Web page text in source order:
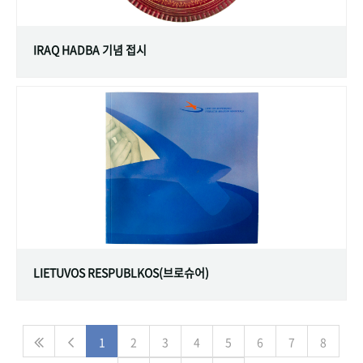
IRAQ HADBA 기념 접시
LIETUVOS RESPUBLKOS(브로슈어)
1 2 3 4 5 6 7 8